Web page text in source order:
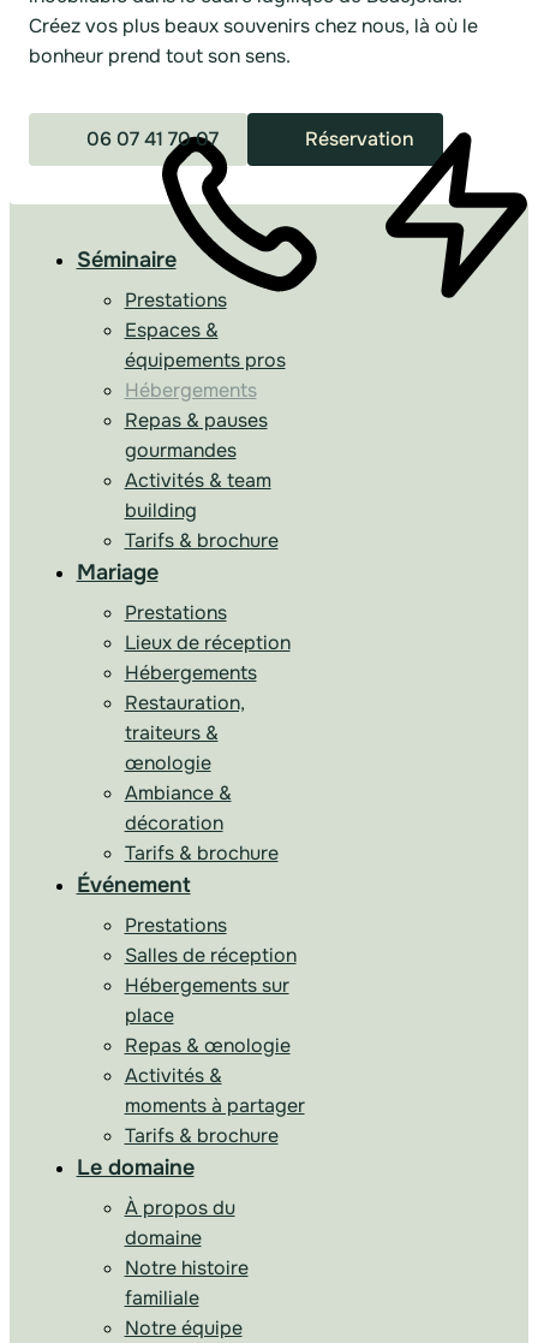
Créez vos plus beaux souvenirs chez nous, là où le
bonheur prend tout son sens.
06 07 41 70 07 Réservation
Séminaire
Prestations
Espaces &
équipements pros
Hébergements
Repas & pauses
gourmandes
Activités & team
building
Tarifs & brochure
Mariage
Prestations
Lieux de réception
Hébergements
Restauration,
traiteurs &
œnologie
Ambiance &
décoration
Tarifs & brochure
Événement
Prestations
Salles de réception
Hébergements sur
place
Repas & œnologie
Activités &
moments à partager
Tarifs & brochure
Le domaine
À propos du
domaine
Notre histoire
familiale
Notre équipe